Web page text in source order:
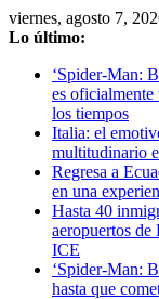
Saltar
al
viernes, agosto 7,
Lo último:
‘Spider-Man:
es oficialmente
los tiempos
Italia: el
multitudinario
Regresa a
en una
Hasta 40
aeropuertos
ICE
‘Spider-Man:
hasta que